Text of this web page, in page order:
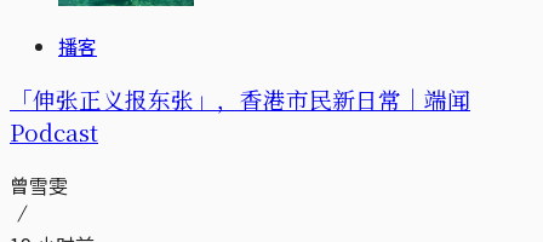
播客
「伸张正义报东张」，香港市民新日常｜端闻
Podcast
曾雪雯